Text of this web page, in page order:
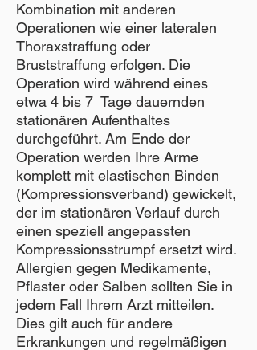
Kombination mit anderen
Operationen wie einer lateralen
Thoraxstraffung oder
Bruststraffung erfolgen. Die
Operation wird während eines
etwa 4 bis 7 Tage dauernden
stationären Aufenthaltes
durchgeführt. Am Ende der
Operation werden Ihre Arme
komplett mit elastischen Binden
(Kompressionsverband) gewickelt,
der im stationären Verlauf durch
einen speziell angepassten
Kompressionsstrumpf ersetzt wird.
Allergien gegen Medikamente,
Pflaster oder Salben sollten Sie in
jedem Fall Ihrem Arzt mitteilen.
Dies gilt auch für andere
Erkrankungen und regelmäßigen